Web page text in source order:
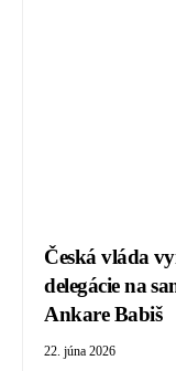
Česká vláda
delegácie na
Ankare Babiš
22. júna 2026